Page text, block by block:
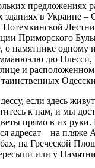
предложениях
зданиях в Украине –
Потемкинской
Приморского
о памятнике одному
дю Плесси,
и
если здесь
к нам, и мы
прямо в их руки.
адресат – на пляже
на Греческой
или у